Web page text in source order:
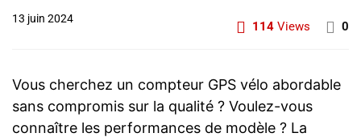
13 juin 2024
114 Views 0
Vous cherchez un compteur GPS vélo abordable
sans compromis sur la qualité ? Voulez-vous
connaître les performances de modèle ? La